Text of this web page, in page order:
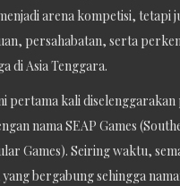
arena kompetisi, tetapi
persahabatan, serta
di Asia Tenggara.
pertama kali diselenggarakan
nama SEAP Games
Games). Seiring waktu,
bergabung sehingga